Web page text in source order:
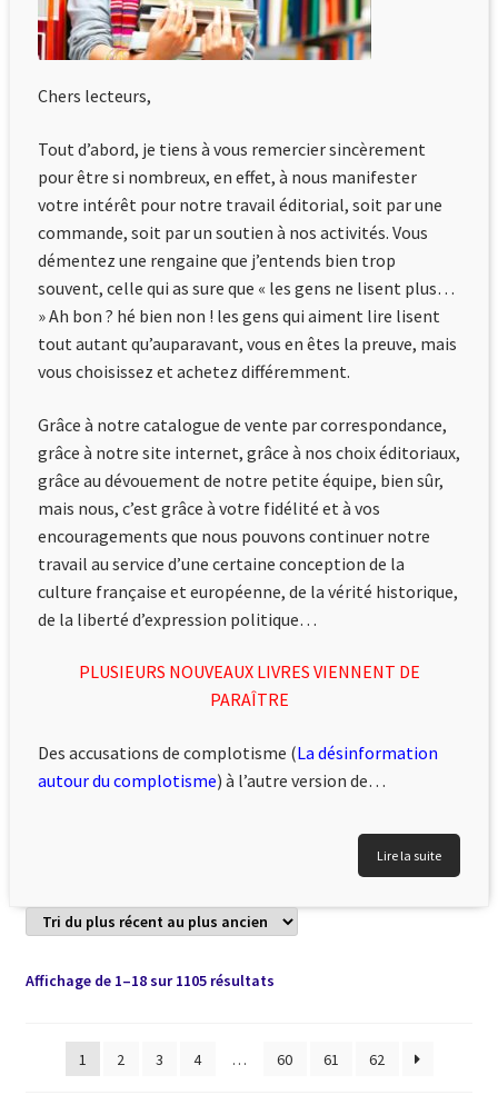
Login Customizer
Nous Contacter
Panier
Politique de confidentialité et cookies
Qui sommes-nous ?
Soutien à Philippe Randa
Suivi de la Commande
Chers lecteurs,
Tout d’abord, je tiens à vous remercier sincèrement
pour être si nombreux, en effet, à nous manifester
votre intérêt pour notre travail éditorial, soit par une
commande, soit par un soutien à nos activités. Vous
démentez une rengaine que j’entends bien trop
souvent, celle qui as sure que « les gens ne lisent plus…
» Ah bon ? hé bien non ! les gens qui aiment lire lisent
tout autant qu’auparavant, vous en êtes la preuve, mais
vous choisissez et achetez différemment.
Grâce à notre catalogue de vente par correspondance,
grâce à notre site internet, grâce à nos choix éditoriaux,
grâce au dévouement de notre petite équipe, bien sûr,
mais nous, c’est grâce à votre fidélité et à vos
encouragements que nous pouvons continuer notre
travail au service d’une certaine conception de la
culture française et européenne, de la vérité historique,
de la liberté d’expression politique…
PLUSIEURS NOUVEAUX LIVRES VIENNENT DE
PARAÎTRE
Des accusations de complotisme (La désinformation
autour du complotisme) à l’autre version de…
Lire la suite
Affichage de 1–18 sur 1105 résultatsTrié
récent
1 2 3 4 … 60 61 62